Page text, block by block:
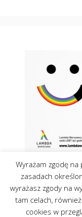
Wyrażam zgodę
zasadach
wyrażasz zgody na
tam celach,
cookies w